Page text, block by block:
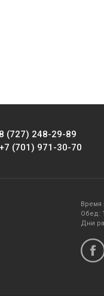
8 (727) 248-29-89
+7 (701) 971-30-70
Время
Обед:
Дни